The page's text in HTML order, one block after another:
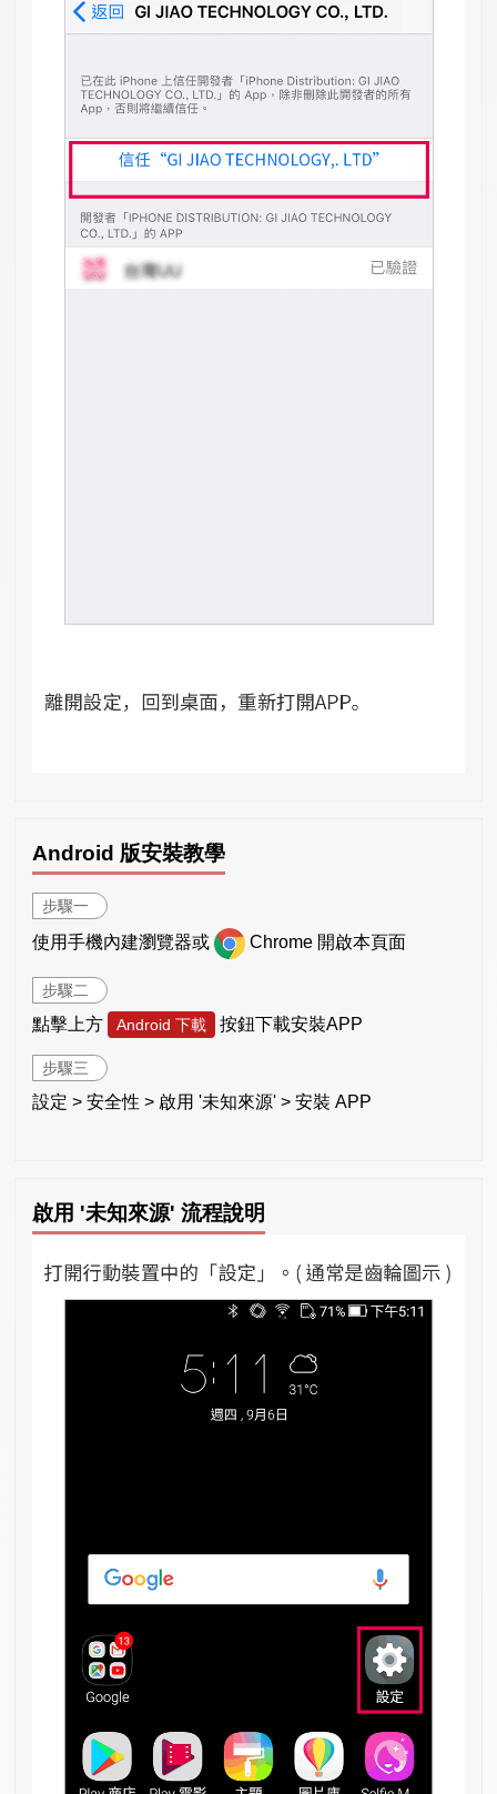
Android 版安裝教學
步驟一
使用手機內建瀏覽器或 Chrome 開啟本頁面
步驟二
點擊上方 Android 下載 按鈕下載安裝APP
步驟三
設定 > 安全性 > 啟用 '未知來源' > 安裝 APP
啟用 '未知來源' 流程說明